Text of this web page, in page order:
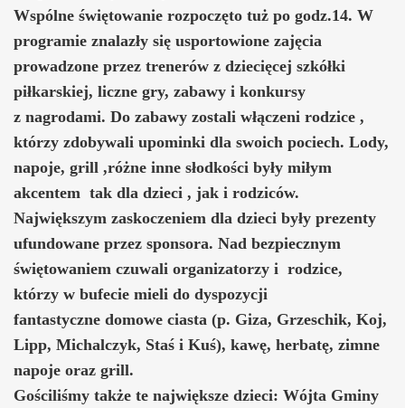
Wspólne świętowanie rozpoczęto tuż po godz.14. W
programie znalazły się usportowione zajęcia
prowadzone przez trenerów z dziecięcej szkółki
piłkarskiej, liczne gry, zabawy i konkursy
z nagrodami. Do zabawy zostali włączeni rodzice ,
którzy zdobywali upominki dla swoich pociech. Lody,
napoje, grill ,różne inne słodkości były miłym
akcentem tak dla dzieci , jak i rodziców.
Największym zaskoczeniem dla dzieci były prezenty
ufundowane przez sponsora. Nad bezpiecznym
świętowaniem czuwali organizatorzy i rodzice,
którzy w bufecie mieli do dyspozycji
fantastyczne domowe ciasta (p. Giza, Grzeschik, Koj,
Lipp, Michalczyk, Staś i Kuś), kawę, herbatę, zimne
napoje oraz grill.
Gościliśmy także te największe dzieci: Wójta Gminy